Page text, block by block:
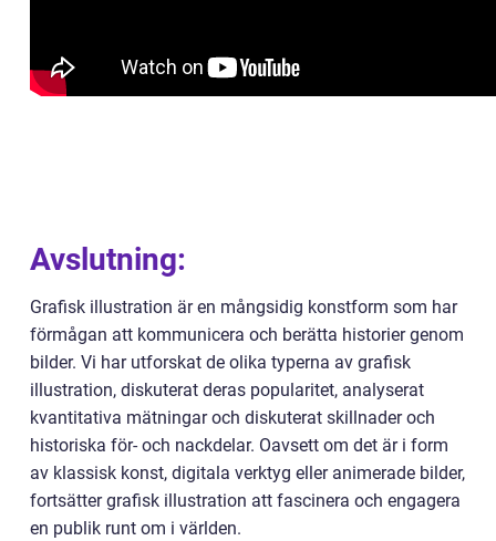
Avslutning:
Grafisk illustration är en mångsidig konstform som har
förmågan att kommunicera och berätta historier genom
bilder. Vi har utforskat de olika typerna av grafisk
illustration, diskuterat deras popularitet, analyserat
kvantitativa mätningar och diskuterat skillnader och
historiska för- och nackdelar. Oavsett om det är i form
av klassisk konst, digitala verktyg eller animerade bilder,
fortsätter grafisk illustration att fascinera och engagera
en publik runt om i världen.